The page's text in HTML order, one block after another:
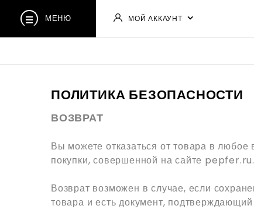
МЕНЮ МОЙ АККАУНТ
ПОЛИТИКА БЕЗОПАСНОСТИ
ВОЗВРАТ
Вы можете отказаться от товара в
покупки, совершенной на сайте pepfer.ru.
Возврат возможен в случае, если
товара и есть документ,